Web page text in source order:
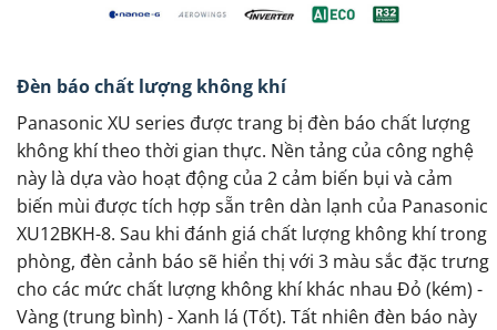
Đèn báo chất lượng không khí
Panasonic XU series được trang bị đèn báo chất lượng
không khí theo thời gian thực. Nền tảng của công nghệ
này là dựa vào hoạt động của 2 cảm biến bụi và cảm
biến mùi được tích hợp sẵn trên dàn lạnh của Panasonic
XU12BKH-8. Sau khi đánh giá chất lượng không khí trong
phòng, đèn cảnh báo sẽ hiển thị với 3 màu sắc đặc trưng
cho các mức chất lượng không khí khác nhau Đỏ (kém) -
Vàng (trung bình) - Xanh lá (Tốt). Tất nhiên đèn báo này